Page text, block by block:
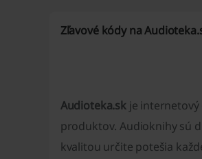
Zľavové kódy na
Audioteka.skje internetový
produktov. Audioknihy sú
kvalitou určite potešia